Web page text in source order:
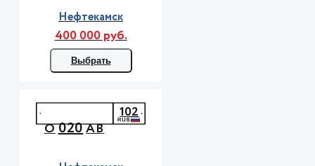
Нефтекамск
400 000 руб.
Выбрать
О020АВ
102